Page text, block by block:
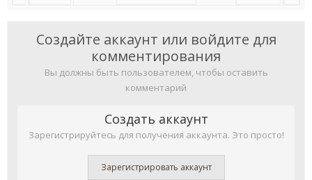
Создайте аккаунт или войдите для
комментирования
Вы должны быть пользователем, чтобы оставить
комментарий
Создать аккаунт
Зарегистрируйтесь для получения аккаунта. Это просто!
Зарегистрировать аккаунт